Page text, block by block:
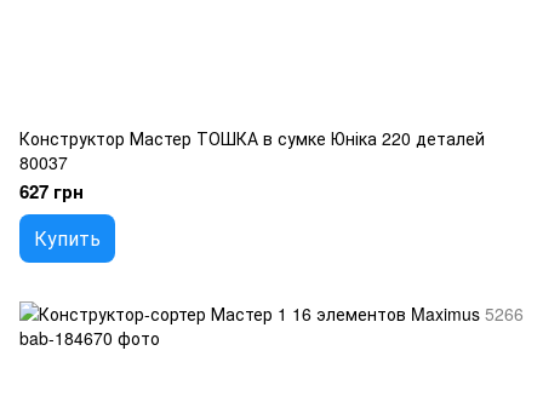
Конструктор Мастер ТОШКА в сумке Юніка 220 деталей
80037
627 грн
Купить